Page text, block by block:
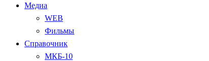
Медиа
WEB
Фильмы
Справочник
МКБ-10